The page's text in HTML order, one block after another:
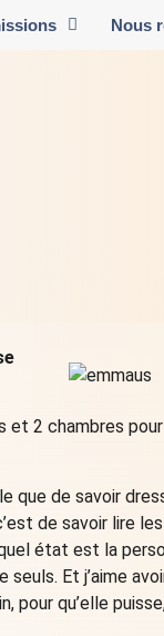
Nous
et 2 chambres
que de savoir
de savoir lire
état est la
seuls. Et j’aime
pour qu’elle